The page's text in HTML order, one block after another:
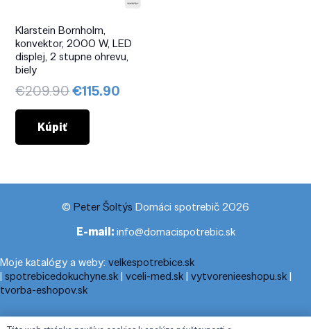
Klarstein Bornholm,
konvektor, 2000 W, LED
displej, 2 stupne ohrevu,
biely
€209.90Pôvodná
cena
€209.90.
€115.90
Kúpiť
© Peter Šoltýs Domáci spotrebič 2026
E-mail:info@domacispotrebic.sk
Moje katalógy a weby: velkespotrebice.sk
| spotrebicedokuchyne.sk| vceli-med.sk| vytvorenieeshopu.sk|
tvorba-eshopov.sk
Moje blogy:cestovnyporiadok.eu|pracanadoma.net|telefonny-